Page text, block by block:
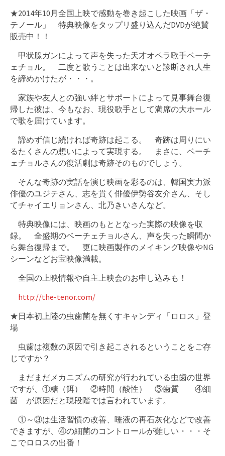
★2014年10月全国上映で感動を巻き起こした映画「ザ・
テノール」 特典映像をタップリ盛り込んだDVDが絶賛
販売中！！
甲状腺ガンによって声を失った天才オペラ歌手ベーチ
ェチョル。 二度と歌うことは出来ないと診断され人生
を諦めかけたが・・・。
家族や友人との強い絆とサポートによって見事舞台復
帰した彼は、今もなお、現役歌手として満席の大ホール
で歌を届けています。
諦めず信じ続ければ奇跡は起こる。 奇跡は周りにい
るたくさんの想いによって実現する。 まさに、ベーチ
ェチョルさんの復活劇は奇跡そのものでしょう。
そんな奇跡の実話を演じ映画を彩るのは、韓国実力派
俳優のユジテさん、志を貫く俳優伊勢谷友介さん、そし
てチャイエリョンさん、北乃きいさんなど。
特典映像には、映画のもととなった実際の映像を収
録。 全盛期のベーチェチョルさん、声を失った瞬間か
ら舞台復帰まで。 更に映画製作のメイキング映像やNG
シーンなどお宝映像満載。
全国の上映情報や自主上映会のお申し込みも！
http://the-tenor.com/
★日本初上陸の虫歯菌を無くすキャンディ「ロロス」登
場
虫歯は複数の原因で引き起こされるということをご存
じですか？
まだまだメカニズムの研究が行われている虫歯の世界
ですが、①糖（餌） ②時間（酸性） ③歯質 ④細
菌 が原因だと現段階では言われています。
①～③は生活習慣の改善、唾液の再石灰化などで改善
できますが、④の細菌のコントロールが難しい・・・そ
こでロロスの出番！